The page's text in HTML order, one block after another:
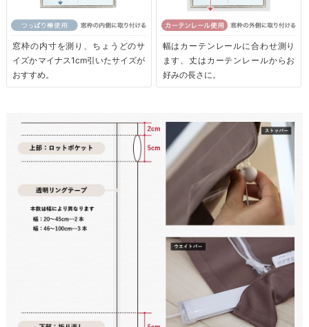
窓枠の内寸を測り、ちょうどのサ
イズかマイナス1cm引いたサイズが
おすすめ。
幅はカーテンレールに合わせ測り
ます、丈はカーテンレールからお
好みの長さに。